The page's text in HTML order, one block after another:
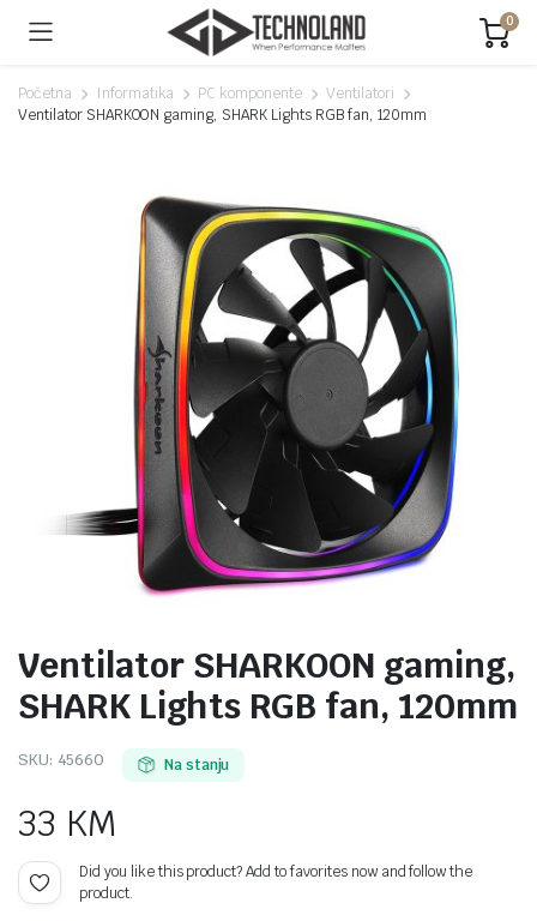
0
Početna Informatika PC komponente
Ventilatori
Ventilator SHARKOON gaming, SHARK Lights RGB fan, 120mm
Ventilator SHARKOON gaming,
SHARK Lights RGB fan, 120mm
SKU: 45660 Na stanju
33 KM
Did you like this product? Add to favorites now and follow the
product.